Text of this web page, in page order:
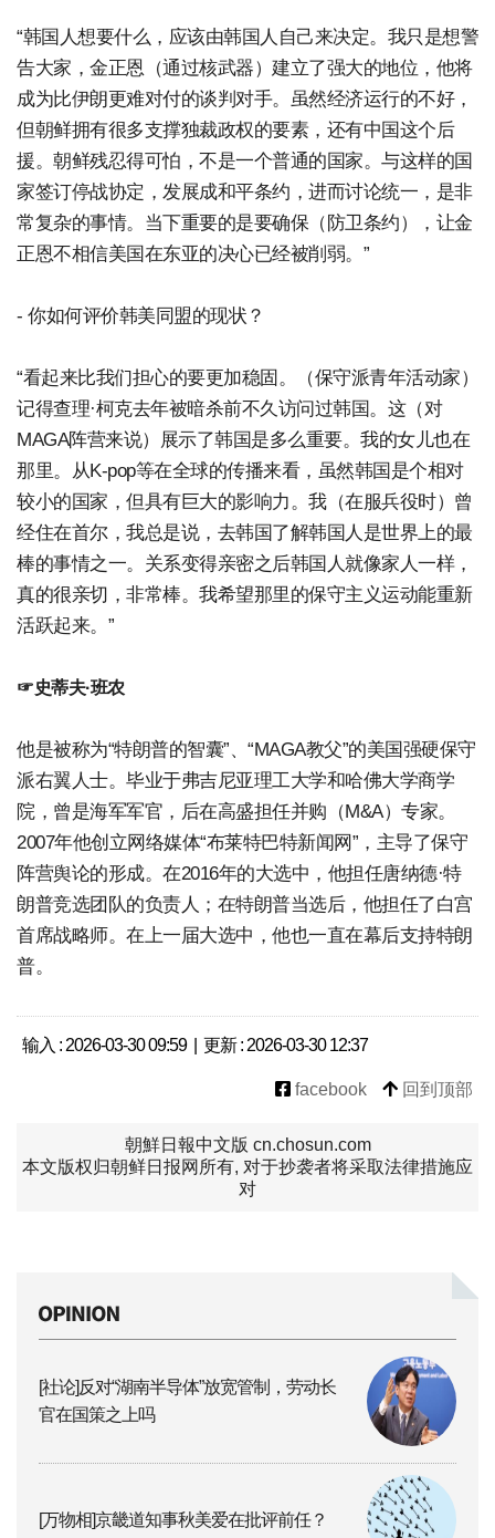
“韩国人想要什么，应该由韩国人自己来决定。我只是想警
告大家，金正恩（通过核武器）建立了强大的地位，他将
成为比伊朗更难对付的谈判对手。虽然经济运行的不好，
但朝鲜拥有很多支撑独裁政权的要素，还有中国这个后
援。朝鲜残忍得可怕，不是一个普通的国家。与这样的国
家签订停战协定，发展成和平条约，进而讨论统一，是非
常复杂的事情。当下重要的是要确保（防卫条约），让金
正恩不相信美国在东亚的决心已经被削弱。”
- 你如何评价韩美同盟的现状？
“看起来比我们担心的要更加稳固。（保守派青年活动家）
记得查理·柯克去年被暗杀前不久访问过韩国。这（对
MAGA阵营来说）展示了韩国是多么重要。我的女儿也在
那里。从K-pop等在全球的传播来看，虽然韩国是个相对
较小的国家，但具有巨大的影响力。我（在服兵役时）曾
经住在首尔，我总是说，去韩国了解韩国人是世界上的最
棒的事情之一。关系变得亲密之后韩国人就像家人一样，
真的很亲切，非常棒。我希望那里的保守主义运动能重新
活跃起来。”
☞史蒂夫·班农
他是被称为“特朗普的智囊”、“MAGA教父”的美国强硬保守
派右翼人士。毕业于弗吉尼亚理工大学和哈佛大学商学
院，曾是海军军官，后在高盛担任并购（M&A）专家。
2007年他创立网络媒体“布莱特巴特新闻网”，主导了保守
阵营舆论的形成。在2016年的大选中，他担任唐纳德·特
朗普竞选团队的负责人；在特朗普当选后，他担任了白宫
首席战略师。在上一届大选中，他也一直在幕后支持特朗
普。
输入 : 2026-03-30 09:59 | 更新 : 2026-03-30 12:37
facebook 回到顶部
朝鮮日報中文版 cn.chosun.com
本文版权归朝鲜日报网所有, 对于抄袭者将采取法律措施应
对
[社论]反对“湖南半导体”放宽管制，劳动长
官在国策之上吗
[万物相]京畿道知事秋美爱在批评前任？